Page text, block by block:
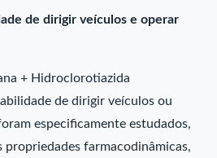
de dirigir veículos e operar
+ Hidroclorotiazida
de dirigir veículos ou
especificamente estudados,
propriedades farmacodinâmicas,